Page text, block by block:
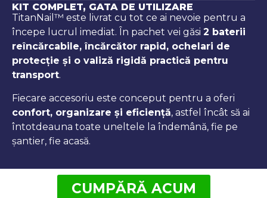
KIT COMPLET, GATA DE UTILIZARE
TitanNail™ este livrat cu tot ce ai nevoie pentru a
începe lucrul imediat. În pachet vei găsi 2 baterii
reîncărcabile, încărcător rapid, ochelari de
protecție și o valiză rigidă practică pentru
transport.
Fiecare accesoriu este conceput pentru a oferi
confort, organizare și eficiență, astfel încât să ai
întotdeauna toate uneltele la îndemână, fie pe
șantier, fie acasă.
CUMPĂRĂ ACUM